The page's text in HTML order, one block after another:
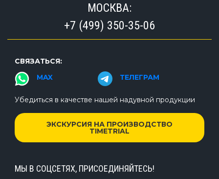
МОСКВА:
+7 (499) 350-35-06
СВЯЗАТЬСЯ:
MAX
ТЕЛЕГРАМ
Убедиться в качестве нашей надувной продукции
ЭКСКУРСИЯ НА ПРОИЗВОДСТВО
TIMETRIAL
МЫ В СОЦСЕТЯХ, ПРИСОЕДИНЯЙТЕСЬ!